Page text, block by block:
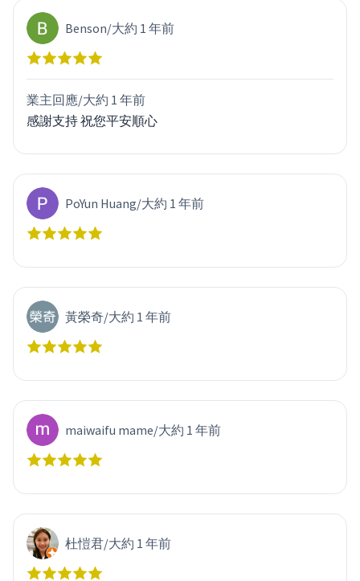
Benson/大約 1 年前
業主回應/大約 1 年前
感謝支持 祝您平安順心
PoYun Huang/大約 1 年前
黃榮奇/大約 1 年前
maiwaifu mame/大約 1 年前
杜愷君/大約 1 年前